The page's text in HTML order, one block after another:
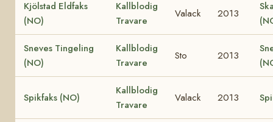
Kjölstad Eldfaks
(NO)
Kallblodig
Travare
Valack 2013
Sneves Tingeling
(NO)
Kallblodig
Travare
Sto 2013
Spikfaks (NO)
Kallblodig
Travare
Valack 2013